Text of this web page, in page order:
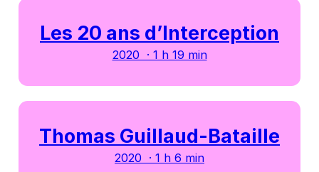
Les 20 ans d’Interception
2020 · 1 h 19 min
Thomas Guillaud-Bataille
2020 · 1 h 6 min